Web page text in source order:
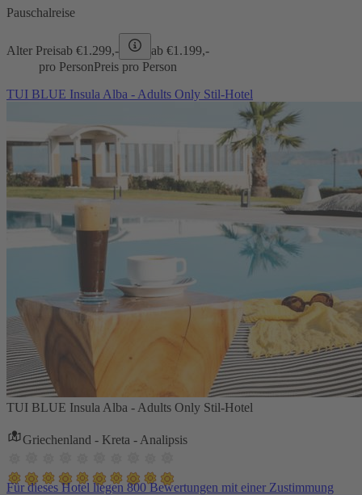
Pauschalreise
Alter Preisab €1.299,- ab €1.199,-
pro PersonPreis pro Person
TUI BLUE Insula Alba - Adults Only Stil-Hotel
TUI BLUE Insula Alba - Adults Only Stil-Hotel
Griechenland - Kreta - Analipsis
Für dieses Hotel liegen 800 Bewertungen mit einer Zustimmung